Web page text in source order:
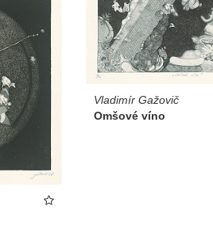
Vladimír Gažovič
Omšové víno